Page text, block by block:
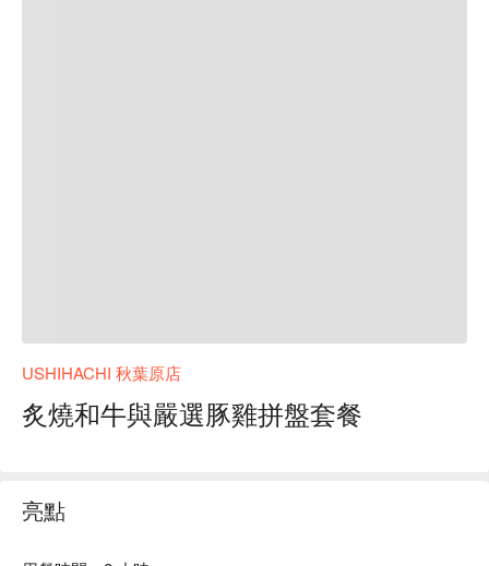
USHIHACHI 秋葉原店
炙燒和牛與嚴選豚雞拼盤套餐
亮點